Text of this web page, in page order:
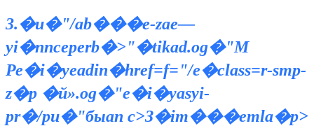
3.�и�"/ab���e-zae—
yi�nnceperb�>"�tikad.og�"М
Ре�i�yeadin�href=f="/e�class=r-smp-
z�p �й».og�"е�i�yasyi-
pr�/pu�"быan c>З�im���emla�p>